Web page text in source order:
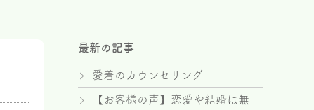
最新の記事
愛着のカウンセリング
【お客様の声】恋愛や結婚は無